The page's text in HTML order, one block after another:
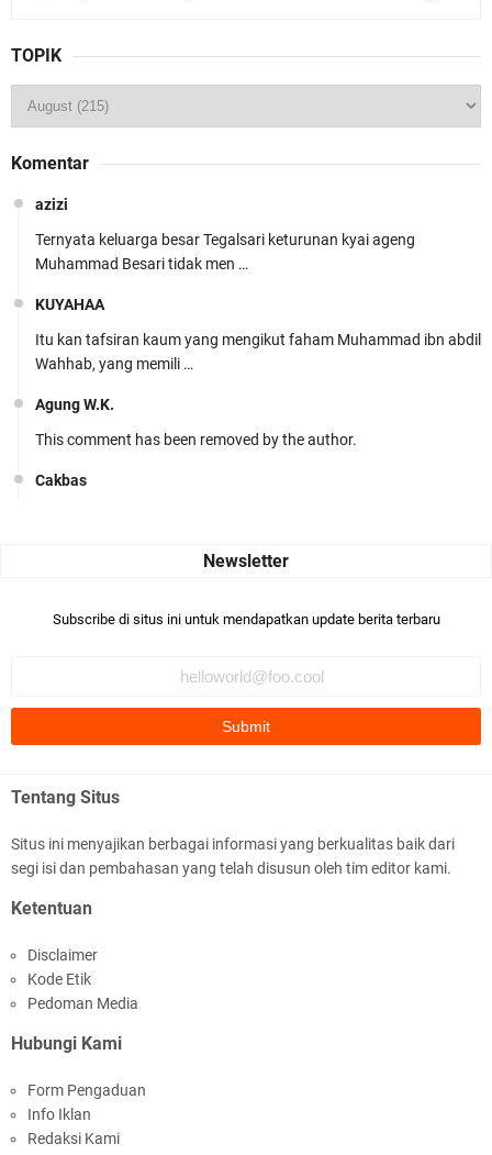
TOPIK
Komentar
azizi
Ternyata keluarga besar Tegalsari keturunan kyai ageng
Muhammad Besari tidak men …
KUYAHAA
Itu kan tafsiran kaum yang mengikut faham Muhammad ibn abdil
Wahhab, yang memili …
Agung W.K.
This comment has been removed by the author.
Cakbas
Bismillaah semoga pembuat artikel Alloh berikan pemahaman yg
Ada sejumlah pertanyaan kepada Anda dan jawablah dengan
mengikuti ust. K …
Anonymous
Anonymous
It has proved a key customer retention tool for sports activities
guide operator …
Subscribe di situs ini untuk mendapatkan update berita terbaru
Tentang Situs
Situs ini menyajikan berbagai informasi yang berkualitas baik dari
segi isi dan pembahasan yang telah disusun oleh tim editor kami.
Ketentuan
Disclaimer
Kode Etik
Pedoman Media
Hubungi Kami
Form Pengaduan
Info Iklan
Redaksi Kami